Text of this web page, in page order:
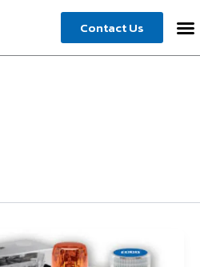
Contact Us